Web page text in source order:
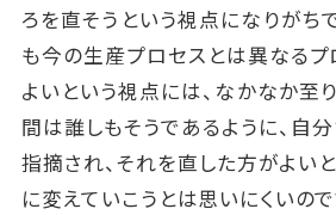
ろを直そうという視点になりがち
も今の生産プロセスとは異なる
よいという視点には、なかなか至
間は誰しもそうであるように、自
指摘され、それを直した方がよい
に変えていこうとは思いにくいので